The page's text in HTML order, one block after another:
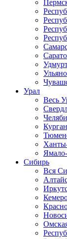
Урал
Весь
Сибирь
Вся